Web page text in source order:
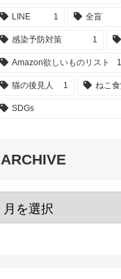
LINE 1 全盲
感染予防対策 1
Amazon欲しいものリスト 1
猫の後見人 1 ねこ
SDGs
ARCHIVE